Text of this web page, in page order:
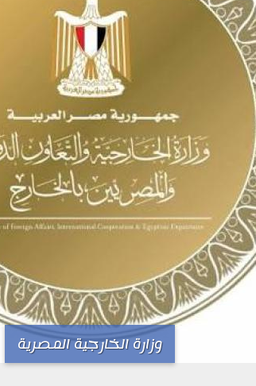
وزارة الخارجية المصرية